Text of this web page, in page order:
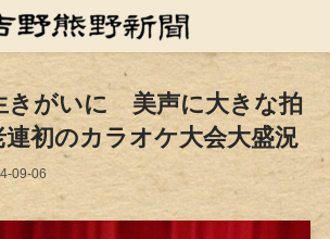
きがいに 美声に大きな拍
初のカラオケ大会大盛況
09-06